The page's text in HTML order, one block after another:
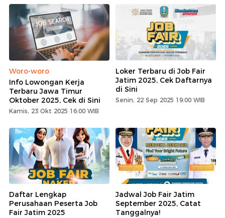
Woro-woro
Info Lowongan Kerja
Terbaru Jawa Timur
Oktober 2025, Cek di Sini
Kamis, 23 Okt 2025 16:00 WIB
Loker Terbaru di Job Fair
Jatim 2025, Cek Daftarnya
di Sini
Senin, 22 Sep 2025 19:00 WIB
Daftar Lengkap
Perusahaan Peserta Job
Fair Jatim 2025
Jadwal Job Fair Jatim
September 2025, Catat
Tanggalnya!